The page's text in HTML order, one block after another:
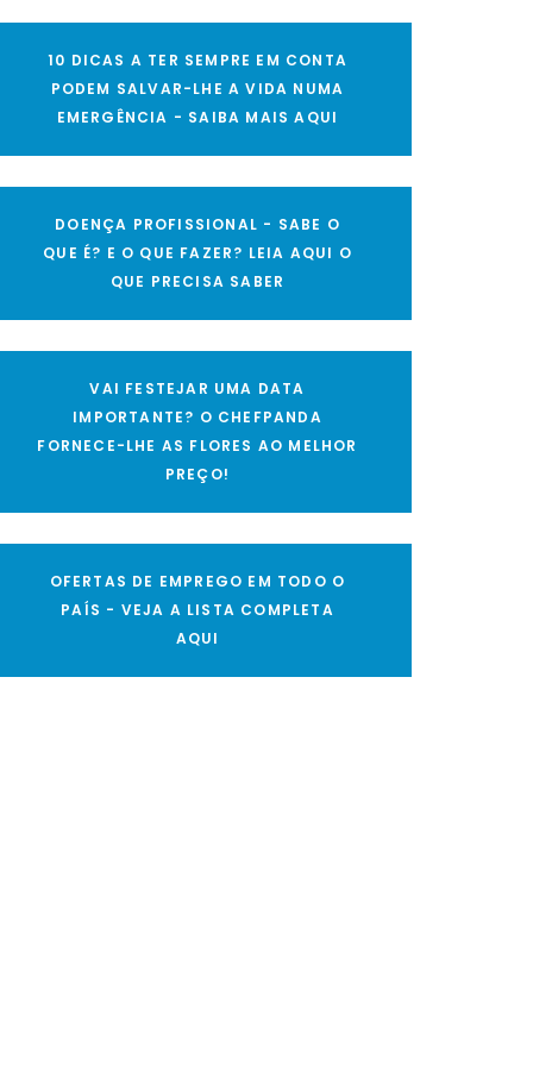
10 DICAS A TER SEMPRE EM CONTA
PODEM SALVAR-LHE A VIDA NUMA
EMERGÊNCIA - SAIBA MAIS AQUI
DOENÇA PROFISSIONAL - SABE O
QUE É? E O QUE FAZER? LEIA AQUI O
QUE PRECISA SABER
VAI FESTEJAR UMA DATA
IMPORTANTE? O CHEFPANDA
FORNECE-LHE AS FLORES AO MELHOR
PREÇO!
OFERTAS DE EMPREGO EM TODO O
PAÍS - VEJA A LISTA COMPLETA
AQUI